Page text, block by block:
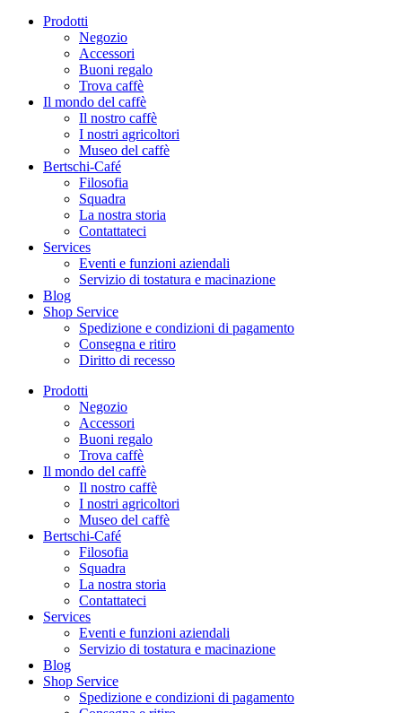
Prodotti
Negozio
Accessori
Buoni regalo
Trova caffè
Il mondo del caffè
Il nostro caffè
I nostri agricoltori
Museo del caffè
Bertschi-Café
Filosofia
Squadra
La nostra storia
Contattateci
Services
Eventi e funzioni aziendali
Servizio di tostatura e macinazione
Blog
Shop Service
Spedizione e condizioni di pagamento
Consegna e ritiro
Diritto di recesso
Prodotti
Negozio
Accessori
Buoni regalo
Trova caffè
Il mondo del caffè
Il nostro caffè
I nostri agricoltori
Museo del caffè
Bertschi-Café
Filosofia
Squadra
La nostra storia
Contattateci
Services
Eventi e funzioni aziendali
Servizio di tostatura e macinazione
Blog
Shop Service
Spedizione e condizioni di pagamento